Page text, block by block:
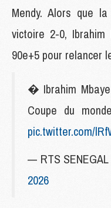
Mendy. Alors que
victoire 2-0,
90e+5 pour relancer
� Ibrahim
Coupe du
pic.twitter.com/
— RTS
2026